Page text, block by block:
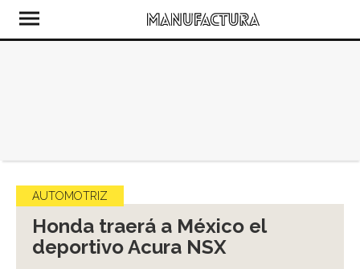
AUTOMOTRIZ
Honda traerá a México el
deportivo Acura NSX